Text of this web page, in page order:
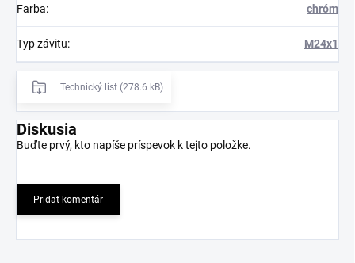
Farba: chróm
Typ závitu: M24x1
Technický list (278.6 kB)
Diskusia
Buďte prvý, kto napíše príspevok k tejto položke.
Pridať komentár